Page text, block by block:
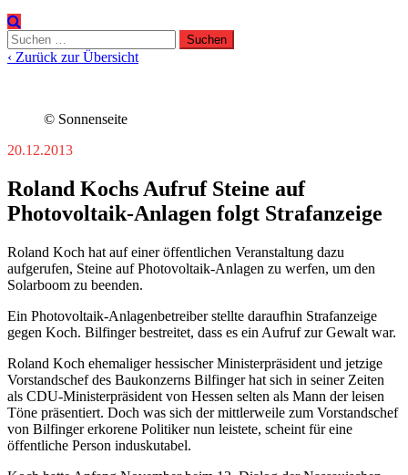
Suchen
nach:
‹ Zurück zur Übersicht
© Sonnenseite
20.12.2013
Roland Kochs Aufruf Steine auf
Photovoltaik-Anlagen folgt Strafanzeige
Roland Koch hat auf einer öffentlichen Veranstaltung dazu
aufgerufen, Steine auf Photovoltaik-Anlagen zu werfen, um den
Solarboom zu beenden.
Ein Photovoltaik-Anlagenbetreiber stellte daraufhin Strafanzeige
gegen Koch. Bilfinger bestreitet, dass es ein Aufruf zur Gewalt war.
Roland Koch ehemaliger hessischer Ministerpräsident und jetzige
Vorstandschef des Baukonzerns Bilfinger hat sich in seiner Zeiten
als CDU-Ministerpräsident von Hessen selten als Mann der leisen
Töne präsentiert. Doch was sich der mittlerweile zum Vorstandschef
von Bilfinger erkorene Politiker nun leistete, scheint für eine
öffentliche Person induskutabel.